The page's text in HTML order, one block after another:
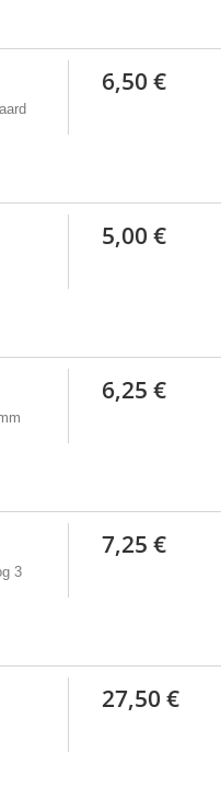
6,50 €
5,00 €
6,25 €
3
7,25 €
27,50 €